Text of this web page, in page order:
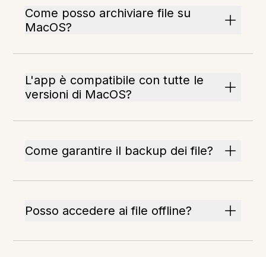
Come posso archiviare file su
MacOS?
L'app è compatibile con tutte le
versioni di MacOS?
Come garantire il backup dei file?
Posso accedere ai file offline?